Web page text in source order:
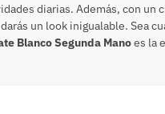
diarias. Además, con un
un look inigualable. Sea
Blanco Segunda Manoes la